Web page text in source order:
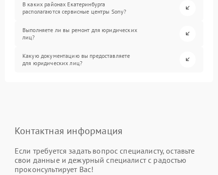
В каких районах Екатеринбурга
располагаются сервисные центры Sony?
Выполняете ли вы ремонт для юридических
лиц?
Какую документацию вы предоставляете
для юридических лиц?
Контактная информация
Если требуется задать вопрос специалисту, оставьте
свои данные и дежурный специалист с радостью
проконсультирует Вас!